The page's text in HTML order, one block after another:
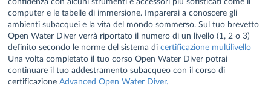
computer e le tabelle di immersione. Imparerai a conoscere gli
ambienti subacquei e la vita del mondo sommerso. Sul tuo brevetto
Open Water Diver verrà riportato il numero di un livello (1, 2 o 3)
definito secondo le norme del sistema dicertificazione multilivello
Una volta completato il tuo corso Open Water Diver potrai
continuare il tuo addestramento subacqueo con il corso di
certificazioneAdvanced Open Water Diver.